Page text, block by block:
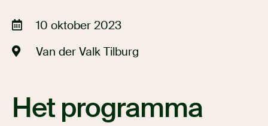
10 oktober 2023
Van der Valk Tilburg
Het programma